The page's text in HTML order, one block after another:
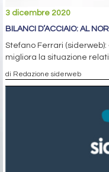
3 dicembre 2020
BILANCI D’ACCIAIO: AL
Stefano Ferrari
migliora la situazione
di Redazione siderweb